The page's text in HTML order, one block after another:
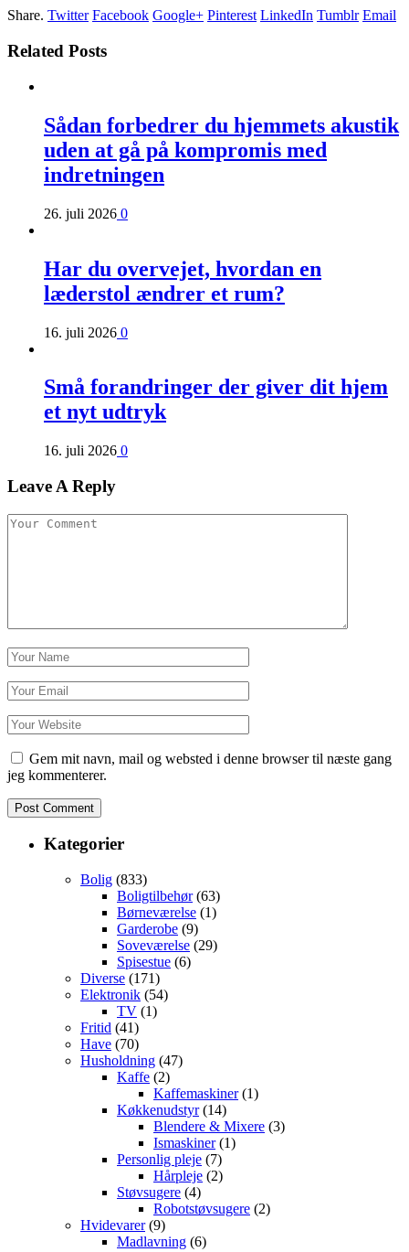
Share. Twitter Facebook Google+ Pinterest LinkedIn Tumblr Email
Related Posts
Sådan forbedrer du hjemmets akustik
uden at gå på kompromis med
indretningen
26. juli 2026 0
Har du overvejet, hvordan en
læderstol ændrer et rum?
16. juli 2026 0
Små forandringer der giver dit hjem
et nyt udtryk
16. juli 2026 0
Leave A Reply
Gem mit navn, mail og websted i denne browser til næste gang
jeg kommenterer.
Kategorier
Bolig (833)
Boligtilbehør(63)
Børneværelse (1)
Garderobe (9)
Soveværelse (29)
Spisestue (6)
Diverse (171)
Elektronik (54)
TV (1)
Fritid (41)
Have (70)
Husholdning (47)
Kaffe (2)
Kaffemaskiner(1)
Køkkenudstyr(14)
Blendere & Mixere (3)
Ismaskiner(1)
Personlig pleje (7)
Hårpleje (2)
Støvsugere (4)
Robotstøvsugere (2)
Hvidevarer(9)
Madlavning (6)